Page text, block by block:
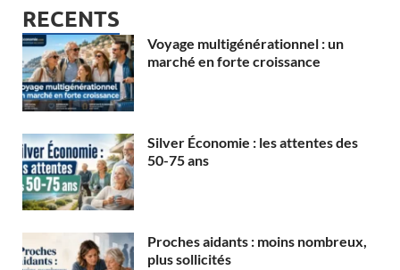
RECENTS
Voyage multigénérationnel : un
marché en forte croissance
Silver Économie : les attentes des
50-75 ans
Proches aidants : moins nombreux,
plus sollicités